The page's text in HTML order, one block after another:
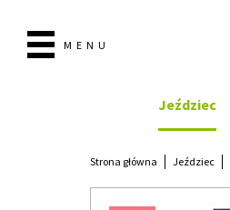
MENU
Jeździec
Strona główna Jeździec